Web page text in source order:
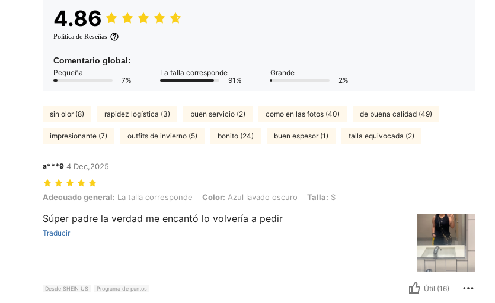
4.86
Política de Reseñas
Comentario global:
Pequeña
7%
La talla corresponde
91%
Grande
2%
sin olor (8) rapidez logística (3) buen servicio (2) como en las fotos (40) de buena calidad (49)
impresionante (7) outfits de invierno (5) bonito (24) buen espesor (1) talla equivocada (2)
a***9 4 Dec,2025
Adecuado general: La talla corresponde, Color: Azul lavado oscuro, Talla: S
Adecuado general: La talla corresponde Color: Azul lavado oscuro Talla: S
Súper padre la verdad me encantó lo volvería a pedir
Traducir
Desde SHEIN US Programa de puntos Útil (16)